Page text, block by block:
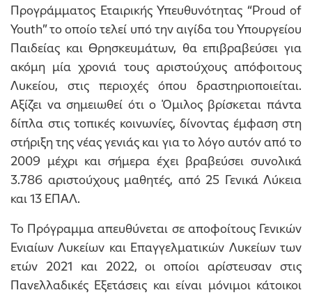
Προγράμματος Εταιρικής Υπευθυνότητας “Proud of
Youth” το οποίο τελεί υπό την αιγίδα του Υπουργείου
Παιδείας και Θρησκευμάτων, θα επιβραβεύσει για
ακόμη μία χρονιά τους αριστούχους απόφοιτους
Λυκείου, στις περιοχές όπου δραστηριοποιείται.
Αξίζει να σημειωθεί ότι ο Όμιλος βρίσκεται πάντα
δίπλα στις τοπικές κοινωνίες, δίνοντας έμφαση στη
στήριξη της νέας γενιάς και για το λόγο αυτόν από το
2009 μέχρι και σήμερα έχει βραβεύσει συνολικά
3.786 αριστούχους μαθητές, από 25 Γενικά Λύκεια
και 13 ΕΠΑΛ.
Το Πρόγραμμα απευθύνεται σε αποφοίτους Γενικών
Ενιαίων Λυκείων και Επαγγελματικών Λυκείων των
ετών 2021 και 2022, οι οποίοι αρίστευσαν στις
Πανελλαδικές Εξετάσεις και είναι μόνιμοι κάτοικοι